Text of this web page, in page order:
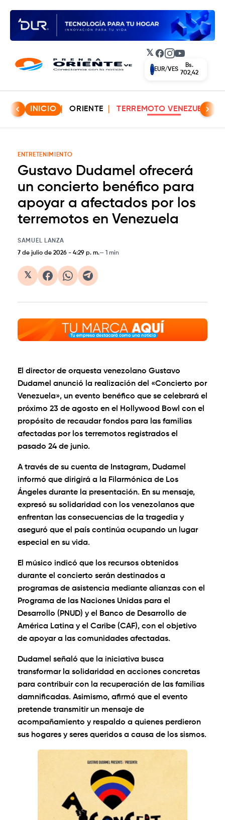
𝕏 Facebook
Instagram
YouTube
EUR/VES
Bs.
702,42
INICIO ORIENTE TERREMOTO VENEZUELA
ENTRETENIMIENTO
Gustavo Dudamel ofrecerá
un concierto benéfico para
apoyar a afectados por los
terremotos en Venezuela
SAMUEL LANZA
7 de julio de 2026 - 4:29 p. m. 1 min
𝕏
El director de orquesta venezolano Gustavo
Dudamel anunció la realización del «Concierto por
Venezuela», un evento benéfico que se celebrará el
próximo 23 de agosto en el Hollywood Bowl con el
propósito de recaudar fondos para las familias
afectadas por los terremotos registrados el
pasado 24 de junio.
A través de su cuenta de Instagram, Dudamel
informó que dirigirá a la Filarmónica de Los
Ángeles durante la presentación. En su mensaje,
expresó su solidaridad con los venezolanos que
enfrentan las consecuencias de la tragedia y
aseguró que el país continúa ocupando un lugar
especial en su vida.
El músico indicó que los recursos obtenidos
durante el concierto serán destinados a
programas de asistencia mediante alianzas con el
Programa de las Naciones Unidas para el
Desarrollo (PNUD) y el Banco de Desarrollo de
América Latina y el Caribe (CAF), con el objetivo
de apoyar a las comunidades afectadas.
Dudamel señaló que la iniciativa busca
transformar la solidaridad en acciones concretas
para contribuir con la recuperación de las familias
damnificadas. Asimismo, afirmó que el evento
pretende transmitir un mensaje de
acompañamiento y respaldo a quienes perdieron
sus hogares y seres queridos a causa de los sismos.